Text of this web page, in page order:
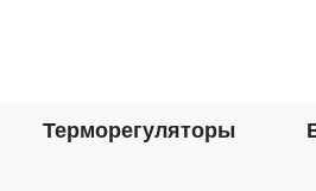
Терморегуляторы